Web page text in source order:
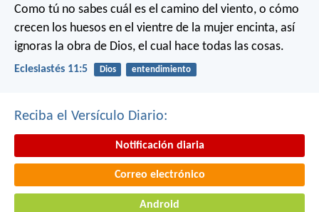
Como tú no sabes cuál es el camino del viento, o cómo
crecen los huesos en el vientre de la mujer encinta, así
ignoras la obra de Dios, el cual hace todas las cosas.
Eclesiastés 11:5 Dios entendimiento
Reciba el Versículo Diario:
Notificación diaria
Correo electrónico
Android